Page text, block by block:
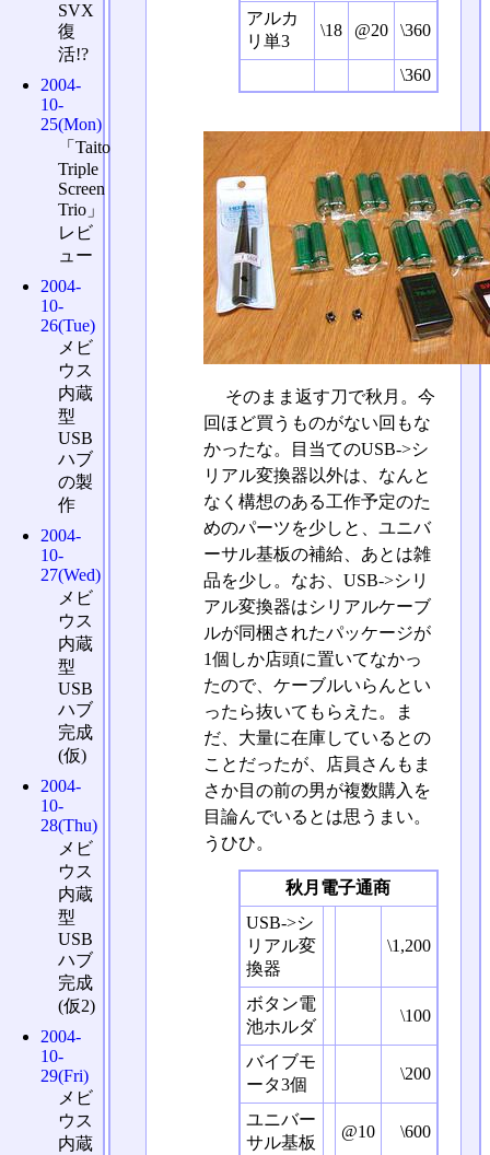
アルカ
リ単3
\18 @20 \360
\360
そのまま返す刀で秋月。今
回ほど買うものがない回もな
かったな。目当てのUSB->シ
リアル変換器以外は、なんと
なく構想のある工作予定のた
めのパーツを少しと、ユニバ
ーサル基板の補給、あとは雑
品を少し。なお、USB->シリ
アル変換器はシリアルケーブ
ルが同梱されたパッケージが
1個しか店頭に置いてなかっ
たので、ケーブルいらんとい
ったら抜いてもらえた。ま
だ、大量に在庫しているとの
ことだったが、店員さんもま
さか目の前の男が複数購入を
目論んでいるとは思うまい。
うひひ。
秋月電子通商
USB->シ
リアル変
換器
\1,200
ボタン電
池ホルダ
\100
バイブモ
ータ3個
\200
ユニバー
サル基板
@10 \600
SVX
復
活!?
2004-
10-
25(Mon)
「Taito
Triple
Screen
Trio」
レビ
ュー
2004-
10-
26(Tue)
メビ
ウス
内蔵
型
USB
ハブ
の製
作
2004-
10-
27(Wed)
メビ
ウス
内蔵
型
USB
ハブ
完成
(仮)
2004-
10-
28(Thu)
メビ
ウス
内蔵
型
USB
ハブ
完成
(仮2)
2004-
10-
29(Fri)
メビ
ウス
内蔵